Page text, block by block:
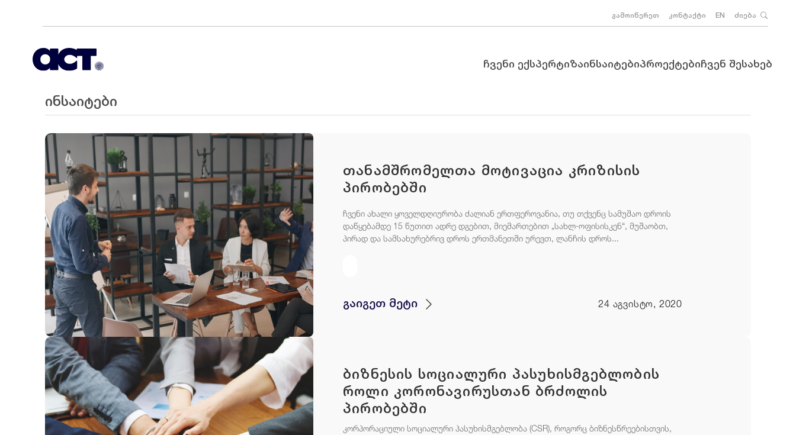
გამოიწერეთ კონტაქტი EN ძიება
ჩვენი ექსპერტიზაინსაიტებიპროექტებიჩვენ შესახებ
ინსაიტები
თანამშრომელთა მოტივაცია კრიზისის
პირობებში
ჩვენი ახალი ყოველდღიურობა ძალიან ერთფეროვანია, თუ თქვენც სამუშაო დროის
დაწყებამდე 15 წუთით ადრე დგებით, მიემართებით „სახლ-ოფისისკენ“, მუშაობთ,
პირად და სამსახურებრივ დროს ერთმანეთში ურევთ, ლანჩის დროს...
გაიგეთ მეტი 24 აგვისტო, 2020
ბიზნესის სოციალური პასუხისმგებლობის
როლი კორონავირუსთან ბრძოლის
პირობებში
კორპორაციული სოციალური პასუხისმგებლობა (CSR), როგორც ბიზნესწრეებისთვის,